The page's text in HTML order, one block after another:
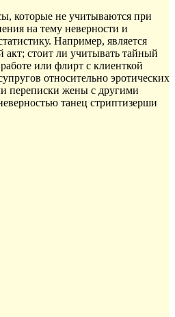
которые не учитываются при
на тему неверности и
Например, является
акт; стоит ли учитывать тайный
или флирт с клиенткой
относительно эротических
переписки жены с другими
танец стриптизерши